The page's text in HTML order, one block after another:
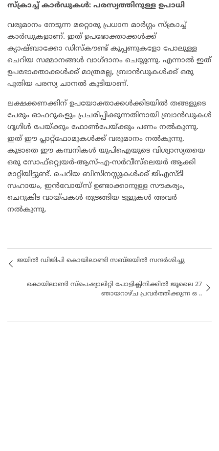
സ്‌ക്രാച്ച് കാര്‍ഡുകള്‍: പരസ്യത്തിനുള്ള ഉപാധി
വരുമാനം നേടുന്ന മറ്റൊരു പ്രധാന മാര്‍ഗ്ഗം സ്‌ക്രാച്ച്
കാര്‍ഡുകളാണ്. ഇത് ഉപഭോക്താക്കള്‍ക്ക്
ക്യാഷ്ബാക്കോ ഡിസ്‌കൗണ്ട് കൂപ്പണുകളോ പോലുള്ള
ചെറിയ സമ്മാനങ്ങള്‍ വാഗ്ദാനം ചെയ്യുന്നു. എന്നാല്‍ ഇത്
ഉപഭോക്താക്കള്‍ക്ക് മാത്രമല്ല, ബ്രാന്‍ഡുകള്‍ക്ക് ഒരു
പുതിയ പരസ്യ ചാനല്‍ കൂടിയാണ്.
ലക്ഷക്കണക്കിന് ഉപയോക്താക്കള്‍ക്കിടയില്‍ തങ്ങളുടെ
പേരും ഓഫറുകളും പ്രചരിപ്പിക്കുന്നതിനായി ബ്രാന്‍ഡുകള്‍
ഗൂഗിള്‍ പേയ്ക്കും ഫോണ്‍പേയ്ക്കും പണം നല്‍കുന്നു.
ഇത് ഈ പ്ലാറ്റ്ഫോമുകള്‍ക്ക് വരുമാനം നല്‍കുന്നു.
കൂടാതെ ഈ കമ്പനികള്‍ യുപിഐയുടെ വിശ്വാസ്യതയെ
ഒരു സോഫ്റ്റ്വെയര്‍-ആസ്-എ-സര്‍വീസ്‌ലെയര്‍ ആക്കി
മാറ്റിയിട്ടുണ്ട്. ചെറിയ ബിസിനസ്സുകള്‍ക്ക് ജിഎസ്ടി
സഹായം, ഇന്‍വോയ്‌സ് ഉണ്ടാക്കാനുള്ള സൗകര്യം,
ചെറുകിട വായ്പകള്‍ തുടങ്ങിയ ടൂളുകള്‍ അവര്‍
നല്‍കുന്നു.
ജയിൽ ഡിജിപി കൊയിലാണ്ടി സബ്ജയിൽ സന്ദർശിച്ചു
കൊയിലാണ്ടി സ്പെഷ്യാലിറ്റി പോളിക്ലിനിക്കിൽ ജൂലൈ 27
ഞായറാഴ്ച പ്രവർത്തിക്കുന്ന ഒ ..